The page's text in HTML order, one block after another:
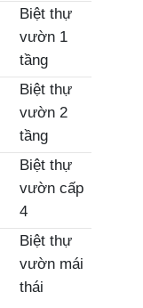
Biệt thự
vườn 1
tầng
Biệt thự
vườn 2
tầng
Biệt thự
vườn cấp
4
Biệt thự
vườn mái
thái